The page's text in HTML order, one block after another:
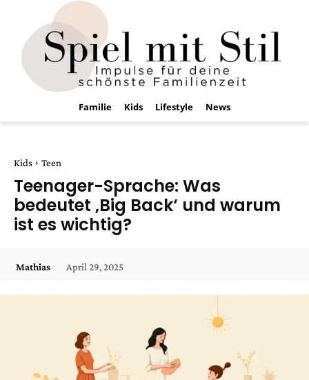
Familie Kids Lifestyle News
Kids Teen
Teenager-Sprache: Was
bedeutet ‚Big Back‘ und warum
ist es wichtig?
Mathias April 29, 2025